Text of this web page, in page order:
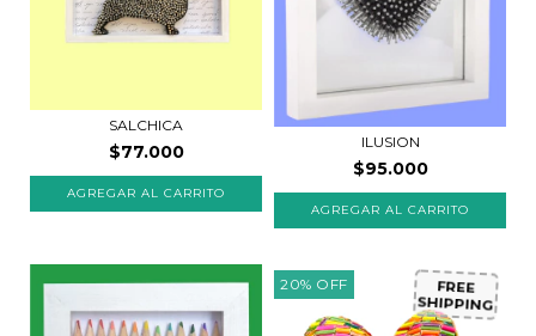
SALCHICA
$77.000
ILUSION
$95.000
20% OFF FREE
SHIPPING